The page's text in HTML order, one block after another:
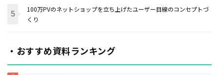
100万PVのネットショップを立ち上げたユーザー目線のコンセプトづ
くり
・おすすめ資料ランキング